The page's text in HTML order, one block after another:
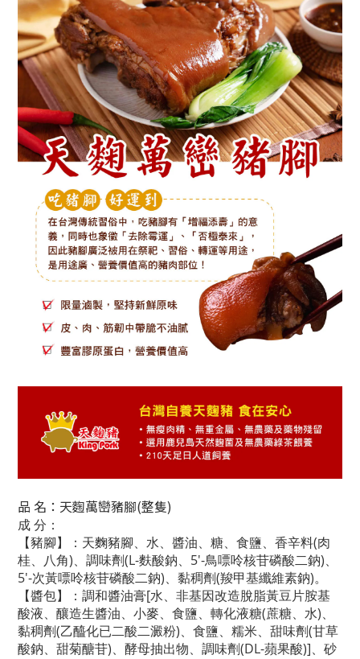
品 名 ：天麴萬巒豬腳(整隻)
成 分 ：
【豬腳】：天麴豬腳、水、醬油、糖、食鹽、香辛料(肉
桂、八角)、調味劑(L-麩酸鈉、5'-鳥嘌呤核苷磷酸二鈉)、
5'-次黃嘌呤核苷磷酸二鈉)、黏稠劑(羧甲基纖維素鈉)。
【醬包】：調和醬油膏[水、非基因改造脫脂黃豆片胺基
酸液、釀造生醬油、小麥、食鹽、轉化液糖(蔗糖、水)、
黏稠劑(乙醯化已二酸二澱粉)、食鹽、糯米、甜味劑(甘草
酸鈉、甜菊醣苷)、酵母抽出物、調味劑(DL-蘋果酸)]、砂